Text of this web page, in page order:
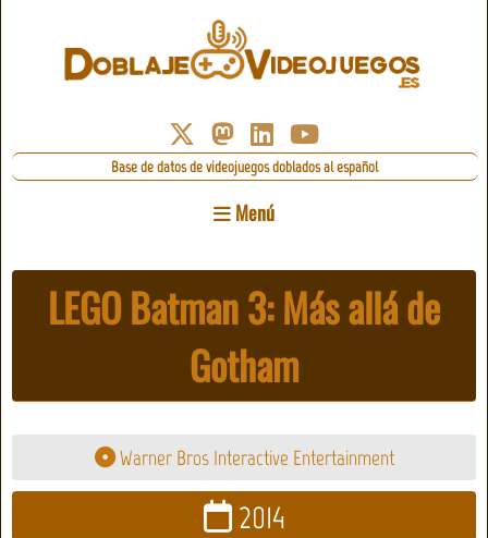
Base de datos de videojuegos doblados al español
Menú
LEGO Batman 3: Más allá de
Gotham
Warner Bros Interactive Entertainment
2014